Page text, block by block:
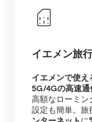
イエメン旅
イエメンで使え
5G/4Gの高速通
高額なローミン
設定も簡単。旅